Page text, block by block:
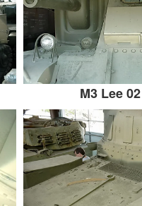
M3 Lee 02